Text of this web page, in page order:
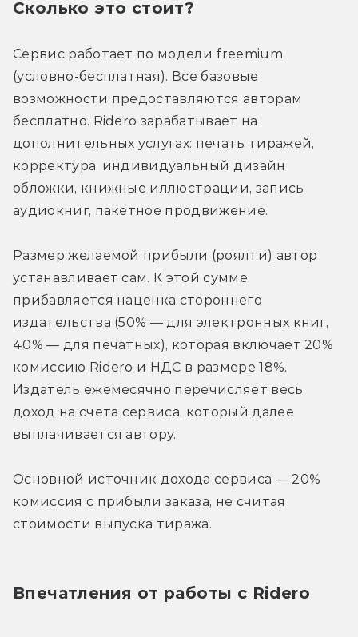
Сколько это стоит?
Сервис работает по модели freemium
(условно-бесплатная). Все базовые
возможности предоставляются авторам
бесплатно. Ridero зарабатывает на
дополнительных услугах: печать тиражей,
корректура, индивидуальный дизайн
обложки, книжные иллюстрации, запись
аудиокниг, пакетное продвижение.
Размер желаемой прибыли (роялти) автор
устанавливает сам. К этой сумме
прибавляется наценка стороннего
издательства (50% — для электронных книг,
40% — для печатных), которая включает 20%
комиссию Ridero и НДС в размере 18%.
Издатель ежемесячно перечисляет весь
доход на счета сервиса, который далее
выплачивается автору.
Основной источник дохода сервиса — 20%
комиссия с прибыли заказа, не считая
стоимости выпуска тиража.
Впечатления от работы с Ridero